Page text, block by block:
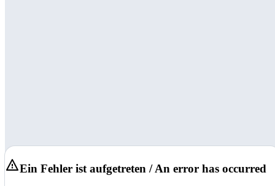
Ein Fehler ist aufgetreten / An error has occurred